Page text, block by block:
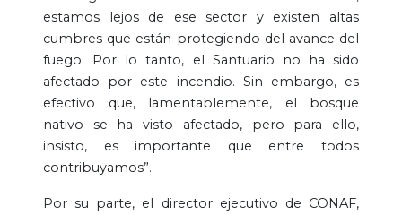
estamos lejos de ese sector y existen altas
cumbres que están protegiendo del avance del
fuego. Por lo tanto, el Santuario no ha sido
afectado por este incendio. Sin embargo, es
efectivo que, lamentablemente, el bosque
nativo se ha visto afectado, pero para ello,
insisto, es importante que entre todos
contribuyamos”.
Por su parte, el director ejecutivo de CONAF,